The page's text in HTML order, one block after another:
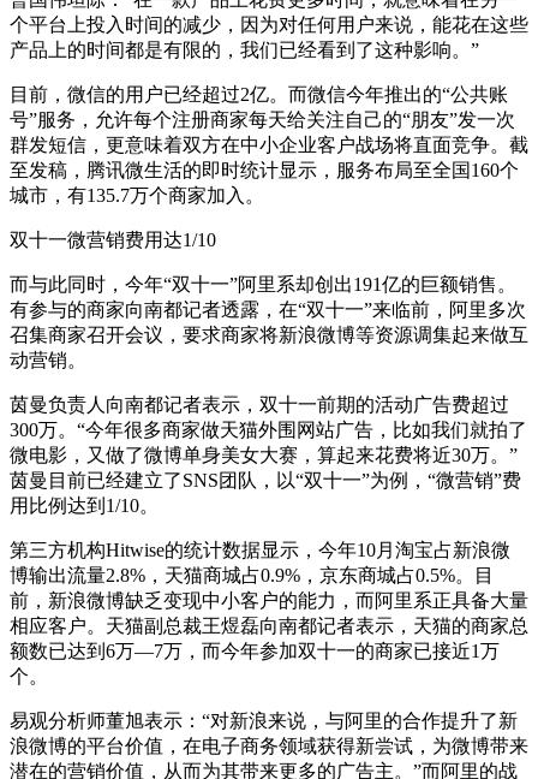
个平台上投入时间的减少，因为对任何用户来说，能花在这些
产品上的时间都是有限的，我们已经看到了这种影响。”
目前，微信的用户已经超过2亿。而微信今年推出的“公共账
号”服务，允许每个注册商家每天给关注自己的“朋友”发一次
群发短信，更意味着双方在中小企业客户战场将直面竞争。截
至发稿，腾讯微生活的即时统计显示，服务布局至全国160个
城市，有135.7万个商家加入。
双十一微营销费用达1/10
而与此同时，今年“双十一”阿里系却创出191亿的巨额销售。
有参与的商家向南都记者透露，在“双十一”来临前，阿里多次
召集商家召开会议，要求商家将新浪微博等资源调集起来做互
动营销。
茵曼负责人向南都记者表示，双十一前期的活动广告费超过
300万。“今年很多商家做天猫外围网站广告，比如我们就拍了
微电影，又做了微博单身美女大赛，算起来花费将近30万。”
茵曼目前已经建立了SNS团队，以“双十一”为例，“微营销”费
用比例达到1/10。
第三方机构Hitwise的统计数据显示，今年10月淘宝占新浪微
博输出流量2.8%，天猫商城占0.9%，京东商城占0.5%。目
前，新浪微博缺乏变现中小客户的能力，而阿里系正具备大量
相应客户。天猫副总裁王煜磊向南都记者表示，天猫的商家总
额数已达到6万—7万，而今年参加双十一的商家已接近1万
个。
易观分析师董旭表示：“对新浪来说，与阿里的合作提升了新
浪微博的平台价值，在电子商务领域获得新尝试，为微博带来
潜在的营销价值，从而为其带来更多的广告主。”而阿里的战